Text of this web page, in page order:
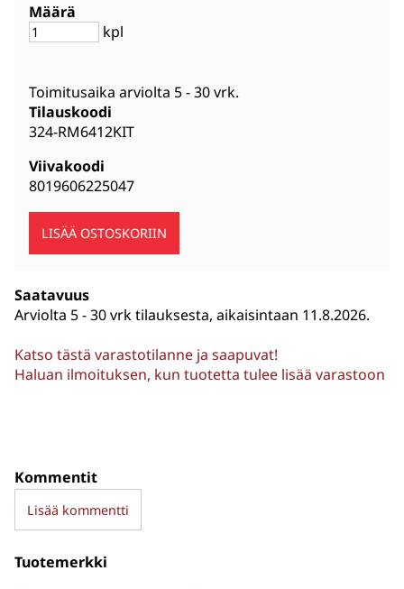
Määrä
kpl
Toimitusaika arviolta 5 - 30 vrk.
Tilauskoodi
324-RM6412KIT
Viivakoodi
8019606225047
Saatavuus
Arviolta 5 - 30 vrk tilauksesta, aikaisintaan 11.8.2026.
Katso tästä varastotilanne ja saapuvat!
Haluan ilmoituksen, kun tuotetta tulee lisää varastoon
Kommentit
Lisää kommentti
Tuotemerkki